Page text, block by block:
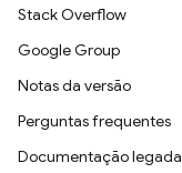
Stack Overflow
Google Group
Notas da versão
Perguntas frequentes
Documentação legada